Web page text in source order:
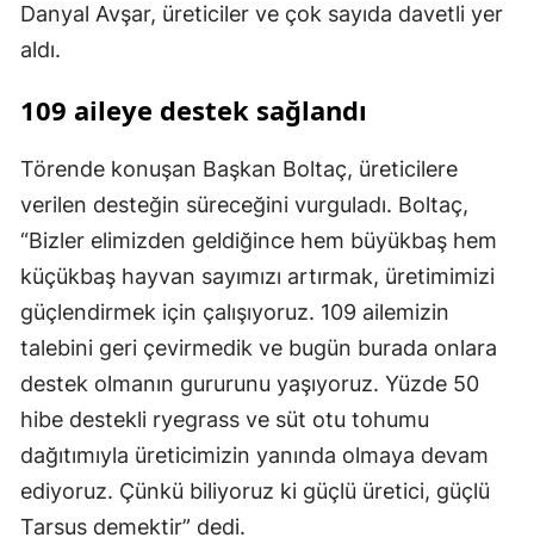
Danyal Avşar, üreticiler ve çok sayıda davetli yer
aldı.
109 aileye destek sağlandı
Törende konuşan Başkan Boltaç, üreticilere
verilen desteğin süreceğini vurguladı. Boltaç,
“Bizler elimizden geldiğince hem büyükbaş hem
küçükbaş hayvan sayımızı artırmak, üretimimizi
güçlendirmek için çalışıyoruz. 109 ailemizin
talebini geri çevirmedik ve bugün burada onlara
destek olmanın gururunu yaşıyoruz. Yüzde 50
hibe destekli ryegrass ve süt otu tohumu
dağıtımıyla üreticimizin yanında olmaya devam
ediyoruz. Çünkü biliyoruz ki güçlü üretici, güçlü
Tarsus demektir” dedi.